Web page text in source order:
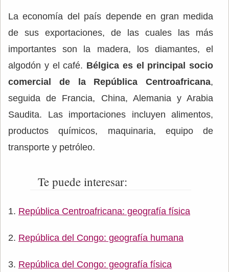
La economía del país depende en gran medida
de sus exportaciones, de las cuales las más
importantes son la madera, los diamantes, el
algodón y el café. Bélgica es el principal socio
comercial de la República Centroafricana,
seguida de Francia, China, Alemania y Arabia
Saudita. Las importaciones incluyen alimentos,
productos químicos, maquinaria, equipo de
transporte y petróleo.
Te puede interesar:
República Centroafricana: geografía física
República del Congo: geografía humana
República del Congo: geografía física